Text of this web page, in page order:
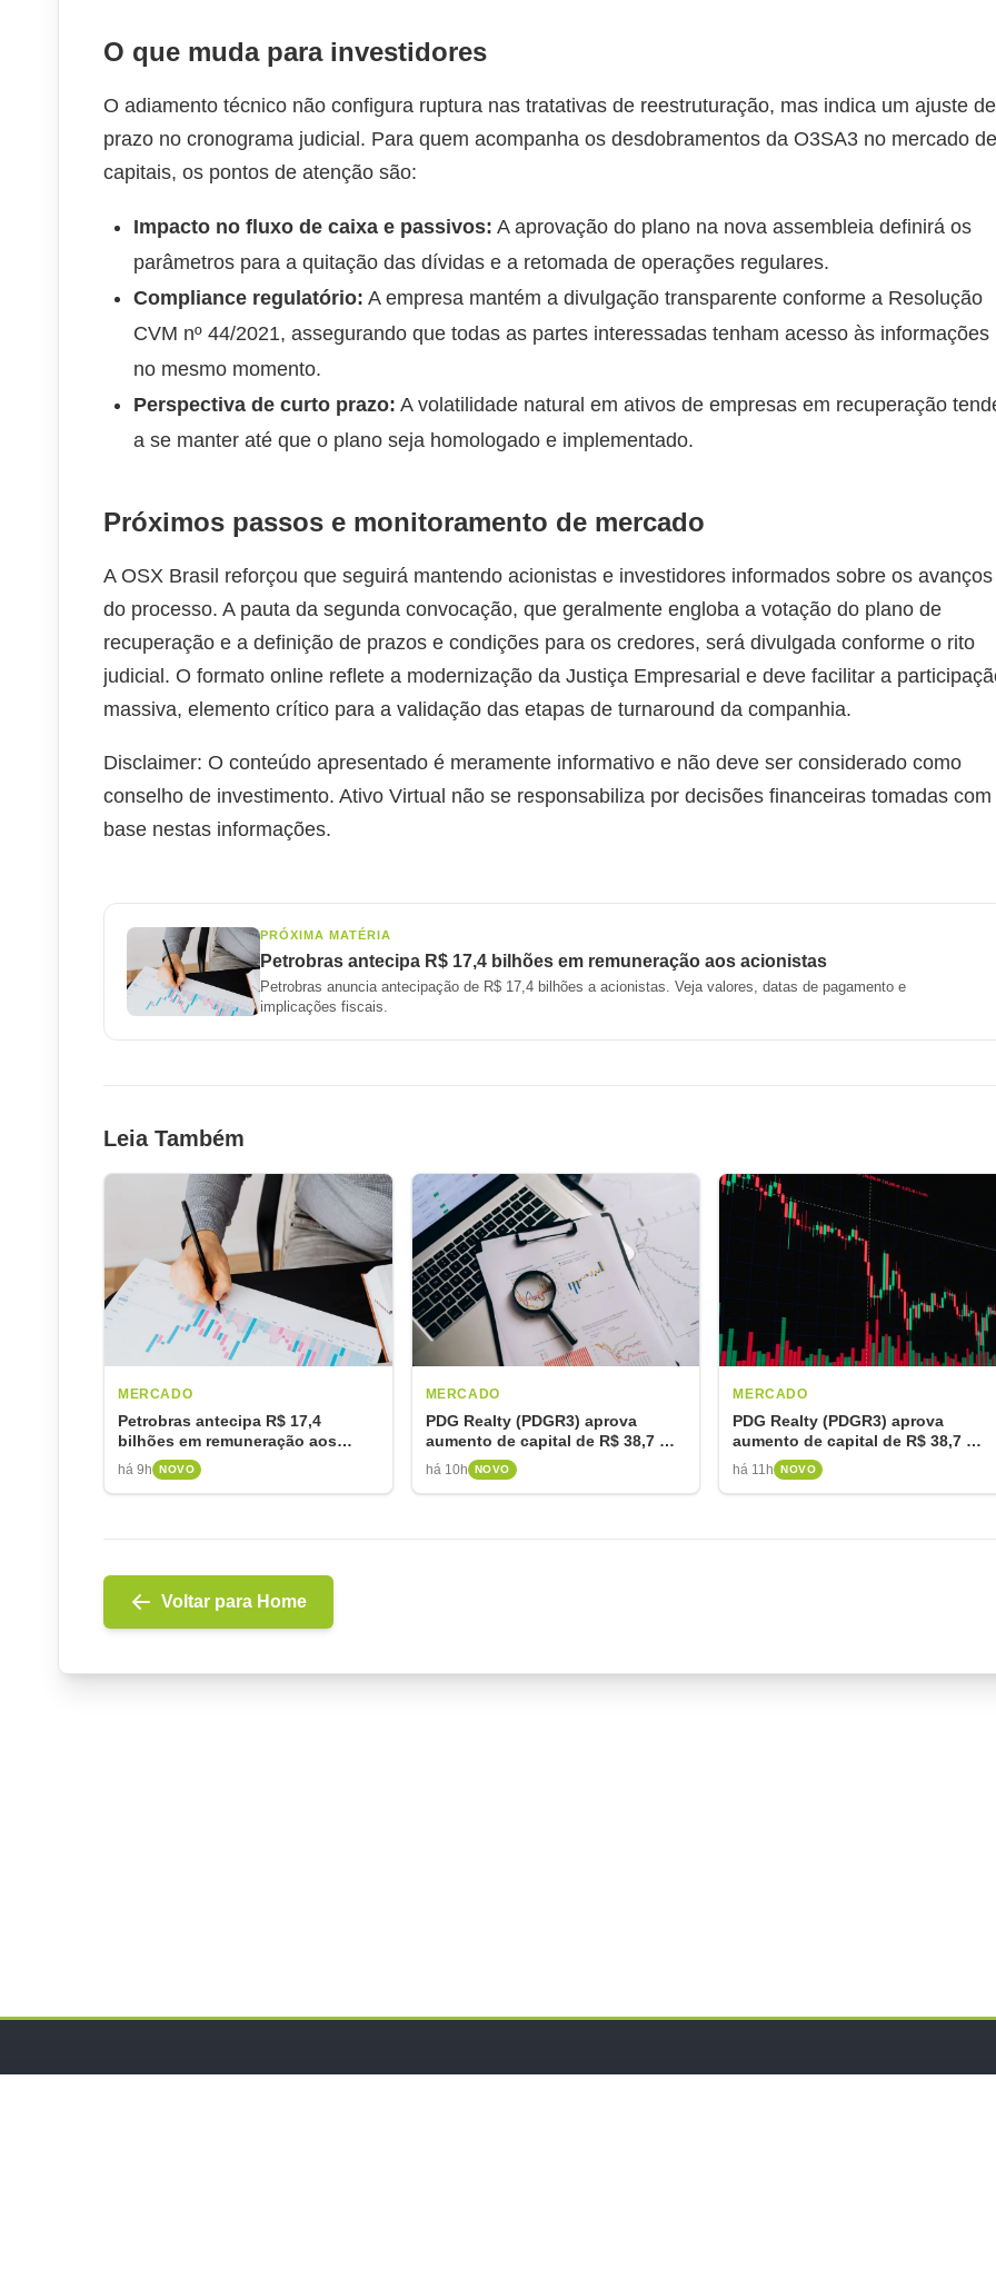
O que muda para investidores
O adiamento técnico não configura ruptura nas tratativas de reestruturação, mas indica um ajuste de
prazo no cronograma judicial. Para quem acompanha os desdobramentos da O3SA3 no mercado de
capitais, os pontos de atenção são:
Impacto no fluxo de caixa e passivos: A aprovação do plano na nova assembleia definirá os
parâmetros para a quitação das dívidas e a retomada de operações regulares.
Compliance regulatório: A empresa mantém a divulgação transparente conforme a Resolução
CVM nº 44/2021, assegurando que todas as partes interessadas tenham acesso às informações
no mesmo momento.
Perspectiva de curto prazo: A volatilidade natural em ativos de empresas em recuperação
a se manter até que o plano seja homologado e implementado.
Próximos passos e monitoramento de mercado
A OSX Brasil reforçou que seguirá mantendo acionistas e investidores informados sobre os avanços
do processo. A pauta da segunda convocação, que geralmente engloba a votação do plano de
recuperação e a definição de prazos e condições para os credores, será divulgada conforme o rito
judicial. O formato online reflete a modernização da Justiça Empresarial e deve facilitar a
massiva, elemento crítico para a validação das etapas de turnaround da companhia.
Disclaimer: O conteúdo apresentado é meramente informativo e não deve ser considerado como
conselho de investimento. Ativo Virtual não se responsabiliza por decisões financeiras tomadas com
base nestas informações.
PRÓXIMA MATÉRIA
Petrobras antecipa R$ 17,4 bilhões em remuneração aos acionistas
Petrobras anuncia antecipação de R$ 17,4 bilhões a acionistas. Veja valores, datas de pagamento e
implicações fiscais.
Leia Também
MERCADO
Petrobras antecipa R$ 17,4
bilhões em remuneração aos
acionistas
há 9h NOVO
MERCADO
PDG Realty (PDGR3) aprova
aumento de capital de R$ 38,7 mi
para quitar dívidas
há 10h NOVO
MERCADO
PDG Realty (PDGR3) aprova
aumento de capital de R$ 38,7 mi
para sanear dívidas
há 11h NOVO
Voltar para Home